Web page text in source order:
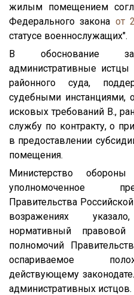
жилым помещением
Федерального закона от
статусе военнослужащих".
В обоснование
административные
районного суда,
судебными инстанциями,
исковых требований В.,
службу по контракту, о
в предоставлении
помещения.
Министерство
уполномоченное
Правительства
возражениях
нормативный
полномочий
оспариваемое
действующему
административных истцов.